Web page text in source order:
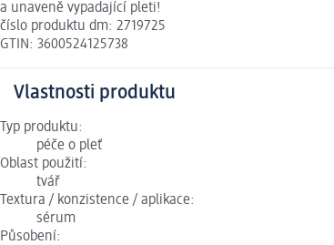
a unaveně vypadající pleti!
číslo produktu dm: 2719725
GTIN: 3600524125738
Vlastnosti produktu
Typ produktu:
péče o pleť
Oblast použití:
tvář
Textura / konzistence / aplikace:
sérum
Působení: